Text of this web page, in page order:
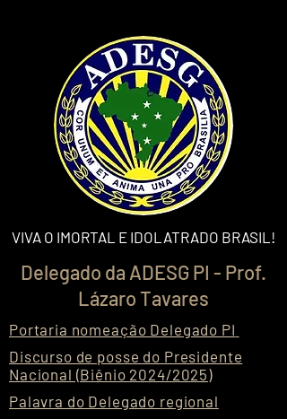
VIVA O IMORTAL E IDOLATRADO BRASIL!
Delegado da ADESG PI - Prof.
Lázaro Tavares
Portaria nomeação Delegado PI
Discurso de posse do Presidente
Nacional (Biênio 2024/2025)
Palavra do Delegado regional